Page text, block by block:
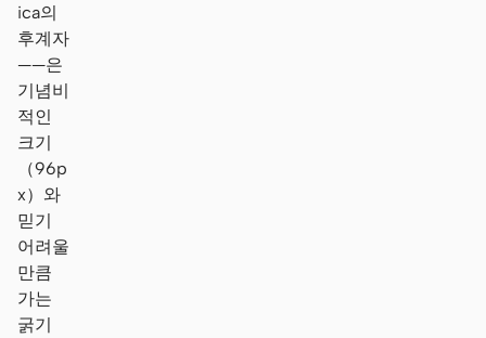
ica의
후계자
——은
기념비
적인
크기
（96p
x）와
믿기
어려울
만큼
가는
굵기